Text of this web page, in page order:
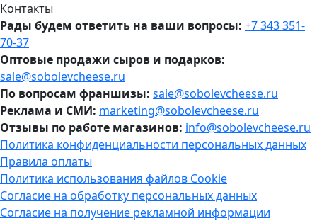
Контакты
Рады будем ответить на ваши вопросы: +7 343 351-
70-37
Оптовые продажи сыров и подарков:
sale@sobolevcheese.ru
По вопросам франшизы: sale@sobolevcheese.ru
Реклама и СМИ: marketing@sobolevcheese.ru
Отзывы по работе магазинов: info@sobolevcheese.ru
Политика конфиденциальности персональных данных
Правила оплаты
Политика использования файлов Cookie
Согласие на обработку персональных данных
Согласие на получение рекламной информации